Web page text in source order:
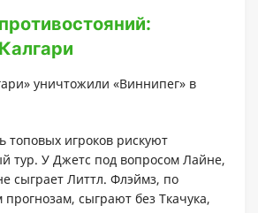
уничтожили «Виннипег» в
топовых игроков рискуют
тур. У Джетс под вопросом Лайне,
сыграет Литтл. Флэймз, по
сыграют без Ткачука,